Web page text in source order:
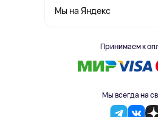
Мы на Яндекс
Принимаем к
Мы всегда на